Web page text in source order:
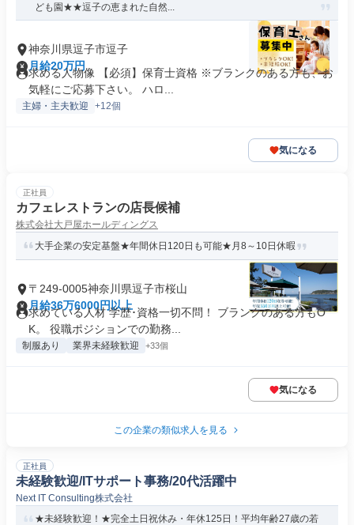
ども園★★逗子の恵まれた自然...
神奈川県逗子市逗子
月給20万円
求める人物像 【必須】保育士資格 ※ブランクのある方も、お
気軽にご応募下さい。 ハロ...
主婦・主夫歓迎 +12個
気になる
正社員
カフェレストランの店長候補
株式会社大戸屋ホールディングス
大手企業の安定基盤★年間休日120日も可能★月8～10日休暇
〒249-0005神奈川県逗子市桜山
月給36万6000円以上
求めている人材 学歴･資格一切不問！ ブランクのある方もO
K。 役職ポジションでの勤務...
制服あり 業界未経験歓迎 +33個
気になる
この企業の類似求人を見る
正社員
未経験歓迎/ITサポート事務/20代活躍中
Next IT Consulting株式会社
★未経験歓迎！★完全土日祝休み・年休125日！平均年齢27歳の若